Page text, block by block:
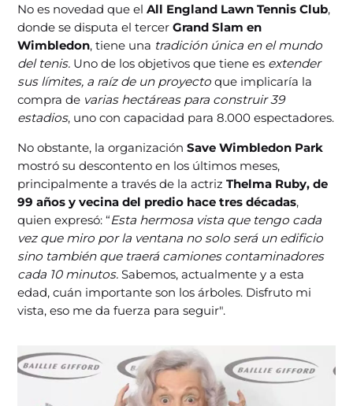
No es novedad que elAll England Lawn Tennis Club,
donde se disputa el tercerGrand Slam en
Wimbledon, tiene una tradición única en el mundo
del tenis. Uno de los objetivos que tiene es extender
sus límites, a raíz de un proyecto que implicaría la
compra de varias hectáreas para construir 39
estadios, uno con capacidad para 8.000 espectadores.
No obstante, la organizaciónSave Wimbledon Park
mostró su descontento en los últimos meses,
principalmente a través de la actrizThelma Ruby, de
99 años y vecina del predio hace tres décadas,
quien expresó: “Esta hermosa vista que tengo cada
vez que miro por la ventana no solo será un edificio
sino también que traerá camiones contaminadores
cada 10 minutos.Sabemos, actualmente y a esta
edad, cuán importante son los árboles. Disfruto mi
vista, eso me da fuerza para seguir".